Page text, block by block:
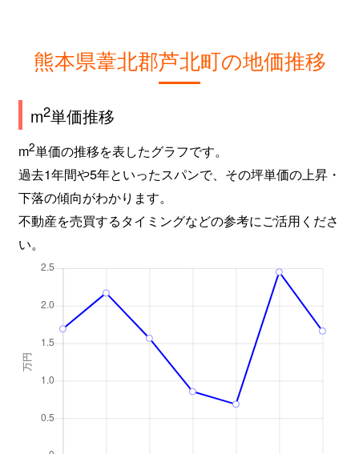
熊本県葦北郡芦北町の地価推移
m2単価推移
m2単価の推移を表したグラフです。
過去1年間や5年といったスパンで、その坪単価の上昇・
下落の傾向がわかります。
不動産を売買するタイミングなどの参考にご活用くださ
い。